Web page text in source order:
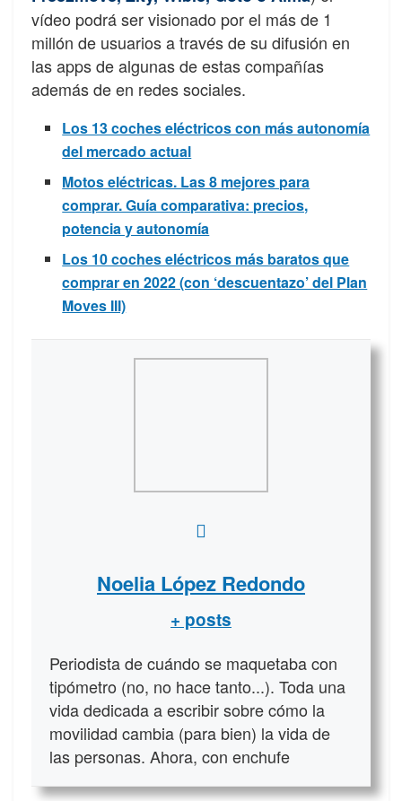
vídeo podrá ser visionado por el más de 1
millón de usuarios a través de su difusión en
las apps de algunas de estas compañías
además de en redes sociales.
Los 13 coches eléctricos con más autonomía
del mercado actual
Motos eléctricas. Las 8 mejores para
comprar. Guía comparativa: precios,
potencia y autonomía
Los 10 coches eléctricos más baratos que
comprar en 2022 (con ‘descuentazo’ del Plan
Moves III)
Noelia López Redondo
+ posts
Periodista de cuándo se maquetaba con
tipómetro (no, no hace tanto...). Toda una
vida dedicada a escribir sobre cómo la
movilidad cambia (para bien) la vida de
las personas. Ahora, con enchufe